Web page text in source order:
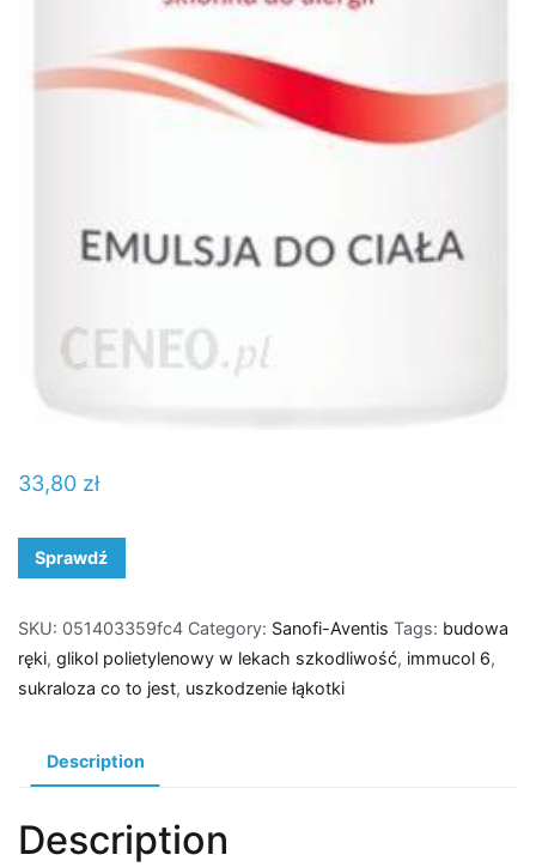
33,80 zł
Sprawdź
SKU: 051403359fc4 Category: Sanofi-Aventis Tags: budowa
ręki, glikol polietylenowy w lekach szkodliwość, immucol 6,
sukraloza co to jest, uszkodzenie łąkotki
Description
Description